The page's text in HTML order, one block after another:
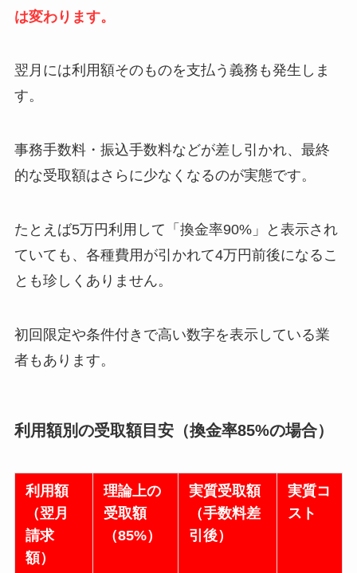
は変わります。
翌月には利用額そのものを支払う義務も発生しま
す。
事務手数料・振込手数料などが差し引かれ、最終
的な受取額はさらに少なくなるのが実態です。
たとえば5万円利用して「換金率90%」と表示され
ていても、各種費用が引かれて4万円前後になるこ
とも珍しくありません。
初回限定や条件付きで高い数字を表示している業
者もあります。
利用額別の受取額目安（換金率85%の場合）
利用額
（翌月
請求
額）
理論上の
受取額
（85%）
実質受取額
（手数料差
引後）
実質コ
スト